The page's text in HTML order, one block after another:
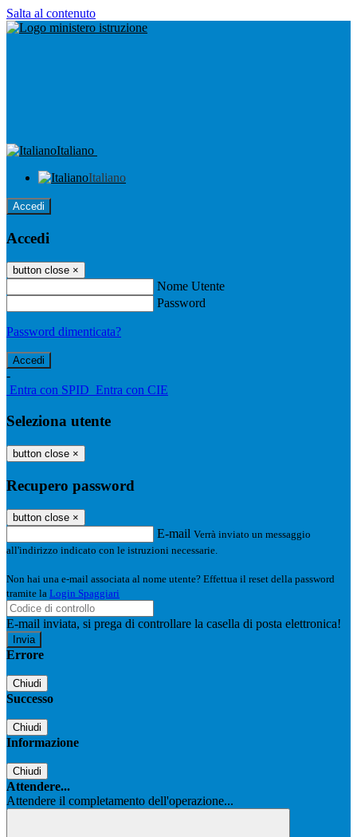
Salta al contenuto
Italiano
Italiano
Accedi
Accedi
button close ×
Nome Utente
Password
Password dimenticata?
-
Entra con SPID Entra con CIE
Seleziona utente
button close ×
Recupero password
button close ×
E-mail Verrà inviato un messaggio
all'indirizzo indicato con le istruzioni necessarie.
Non hai una e-mail associata al nome utente? Effettua il reset della password
tramite la Login Spaggiari
E-mail inviata, si prega di controllare la casella di posta elettronica!
Errore
Chiudi
Successo
Chiudi
Informazione
Chiudi
Attendere...
Attendere il completamento dell'operazione...